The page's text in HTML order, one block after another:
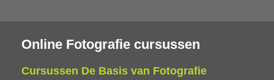
Online Fotografie cursussen
Cursussen De Basis van Fotografie